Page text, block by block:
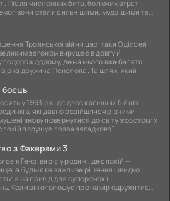
Після численних битв, болючих втрат і
вони стали сильнішими, мудрішими та
Троянської війни цар Ітаки Одіссей
загоном вирушає в довгу й
подорож додому, де на нього вже багато
вірна дружина Пенелопа. Та шлях, який
боєць
у 1993 рік, де двоє колишніх бійців
які давно розійшлися різними
знову повернутися до світу жорстоких
порушує поява загадкової
з Факерами 3
Генрі виріс у родині, де спокій —
а будь-яке важливе рішення швидко
на привід для суперечок і
Коли він оголошує про намір одружитися,